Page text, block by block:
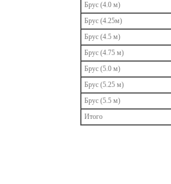
Брус (4.0 м)
Брус (4.25м)
Брус (4.5 м)
Брус (4.75 м)
Брус (5.0 м)
Брус (5.25 м)
Брус (5.5 м)
Итого